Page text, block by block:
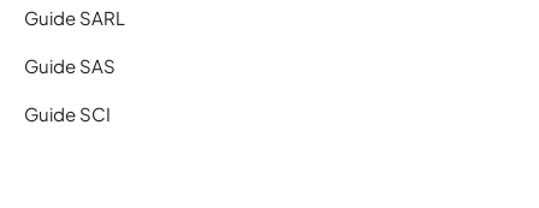
Guide SARL
Guide SAS
Guide SCI